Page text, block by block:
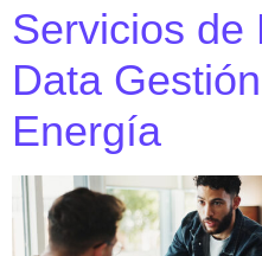
Servicios de
Data
Energía